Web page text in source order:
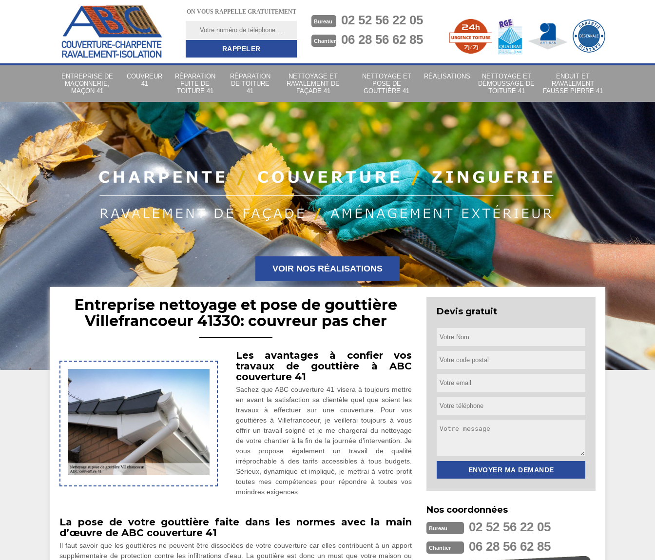
ON VOUS RAPPELLE GRATUITEMENT
Bureau 02 52 56 22 05
Chantier 06 28 56 62 85
ENTREPRISE DE
MAÇONNERIE,
MAÇON 41
COUVREUR
41
RÉPARATION
FUITE DE
TOITURE 41
RÉPARATION
DE TOITURE
41
NETTOYAGE ET
RAVALEMENT DE
FAÇADE 41
NETTOYAGE ET
POSE DE
GOUTTIÈRE 41
RÉALISATIONS
NETTOYAGE ET
DÉMOUSSAGE DE
TOITURE 41
ENDUIT ET
RAVALEMENT
FAUSSE PIERRE 41
VOIR NOS RÉALISATIONS
Entreprise nettoyage et pose de gouttière
Villefrancoeur 41330: couvreur pas cher
Les avantages à confier vos
travaux de gouttière à ABC
couverture 41
Sachez que ABC couverture 41 visera à toujours mettre
en avant la satisfaction sa clientèle quel que soient les
travaux à effectuer sur une couverture. Pour vos
gouttières à Villefrancoeur, je veillerai toujours à vous
offrir un travail soigné et je me chargerai du nettoyage
de votre chantier à la fin de la journée d’intervention. Je
vous propose également un travail de qualité
irréprochable à des tarifs accessibles à tous budgets.
Sérieux, dynamique et impliqué, je mettrai à votre profit
toutes mes compétences pour répondre à toutes vos
moindres exigences.
La pose de votre gouttière faite dans les normes avec la main
d’œuvre de ABC couverture 41
Il faut savoir que les gouttières ne peuvent être dissociées de votre couverture car elles contribuent à un apport
supplémentaire de protection contre les infiltrations d’eau. La gouttière est donc un must que votre maison ou
Devis gratuit
Nos coordonnées
Bureau 02 52 56 22 05
Chantier 06 28 56 62 85